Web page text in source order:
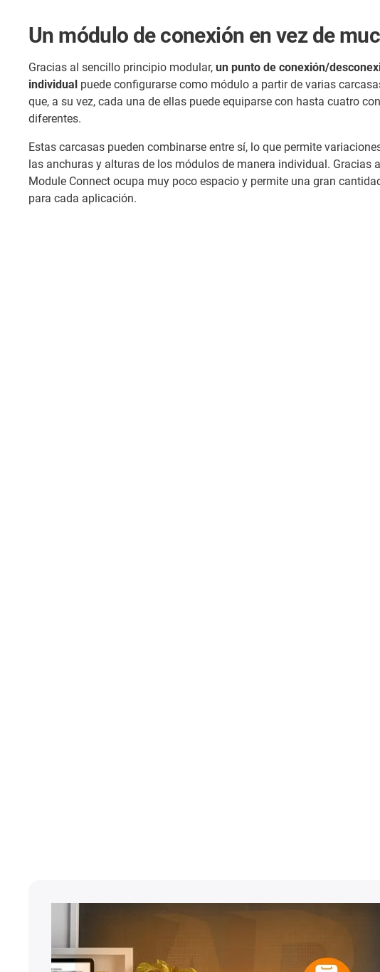
Un módulo de conexión en vez de
Gracias al sencillo principio modular, un punto de conexión/
individual puede configurarse como módulo a partir de varias
que, a su vez, cada una de ellas puede equiparse con hasta cuatro
diferentes.
Estas carcasas pueden combinarse entre sí, lo que permite
las anchuras y alturas de los módulos de manera individual. Gracias
Module Connect ocupa muy poco espacio y permite una gran
para cada aplicación.